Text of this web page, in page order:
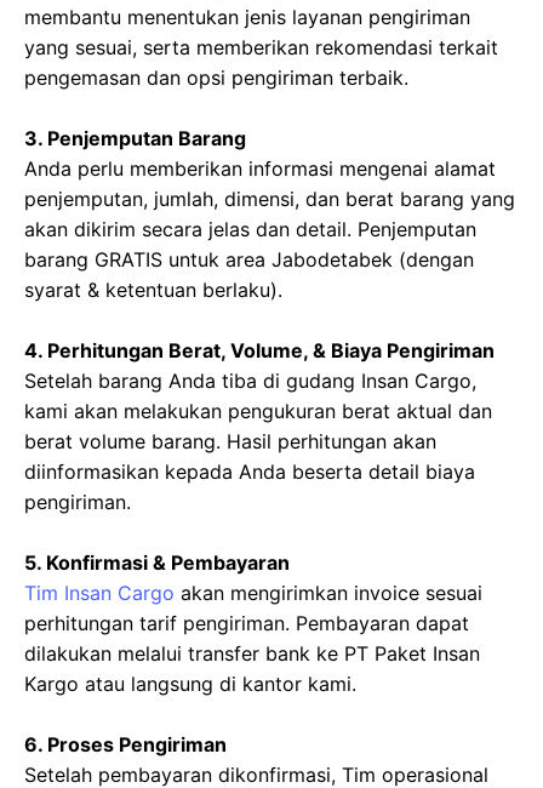
membantu menentukan jenis layanan pengiriman
yang sesuai, serta memberikan rekomendasi terkait
pengemasan dan opsi pengiriman terbaik.
3. Penjemputan Barang
Anda perlu memberikan informasi mengenai alamat
penjemputan, jumlah, dimensi, dan berat barang yang
akan dikirim secara jelas dan detail. Penjemputan
barang GRATIS untuk area Jabodetabek (dengan
syarat & ketentuan berlaku).
4. Perhitungan Berat, Volume, & Biaya Pengiriman
Setelah barang Anda tiba di gudang Insan Cargo,
kami akan melakukan pengukuran berat aktual dan
berat volume barang. Hasil perhitungan akan
diinformasikan kepada Anda beserta detail biaya
pengiriman.
5. Konfirmasi & Pembayaran
Tim Insan Cargo akan mengirimkan invoice sesuai
perhitungan tarif pengiriman. Pembayaran dapat
dilakukan melalui transfer bank ke PT Paket Insan
Kargo atau langsung di kantor kami.
6. Proses Pengiriman
Setelah pembayaran dikonfirmasi, Tim operasional